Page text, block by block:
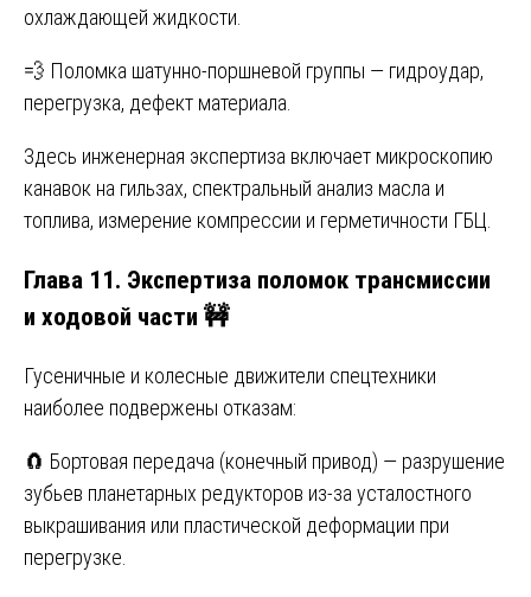
охлаждающей жидкости.
💨 Поломка шатунно-поршневой группы — гидроудар,
перегрузка, дефект материала.
Здесь инженерная экспертиза включает микроскопию
канавок на гильзах, спектральный анализ масла и
топлива, измерение компрессии и герметичности ГБЦ.
Глава 11. Экспертиза поломок трансмиссии
и ходовой части 🚧
Гусеничные и колесные движители спецтехники
наиболее подвержены отказам:
🧲 Бортовая передача (конечный привод) — разрушение
зубьев планетарных редукторов из-за усталостного
выкрашивания или пластической деформации при
перегрузке.